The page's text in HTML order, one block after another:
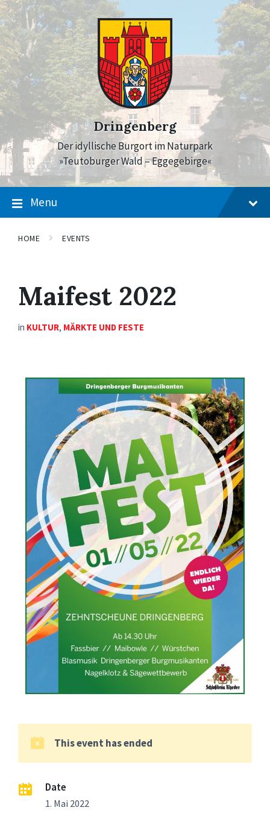
Skip
to
content
Skip
to
main
navigation
Skip
to
footer
Dringenberg
Der idyllische Burgort im Naturpark
»Teutoburger Wald – Eggegebirge«
Menu
HOME EVENTS
Maifest 2022
in KULTUR, MÄRKTE UND FESTE
This event has ended
Date
1. Mai 2022